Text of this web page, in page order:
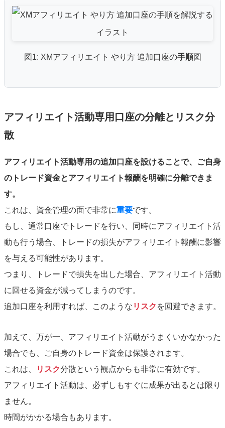
図1: XMアフィリエイト やり方 追加口座の手順図
アフィリエイト活動専用口座の分離とリスク分
散
アフィリエイト活動専用の追加口座を設けることで、ご自身
のトレード資金とアフィリエイト報酬を明確に分離できま
す。
これは、資金管理の面で非常に重要です。
もし、通常口座でトレードを行い、同時にアフィリエイト活
動も行う場合、トレードの損失がアフィリエイト報酬に影響
を与える可能性があります。
つまり、トレードで損失を出した場合、アフィリエイト活動
に回せる資金が減ってしまうのです。
追加口座を利用すれば、このような リスク を回避できます。
加えて、万が一、アフィリエイト活動がうまくいかなかった
場合でも、ご自身のトレード資金は保護されます。
これは、
リスク分散という観点からも非常に有効です。
アフィリエイト活動は、必ずしもすぐに成果が出るとは限り
ません。
時間がかかる場合もあります。